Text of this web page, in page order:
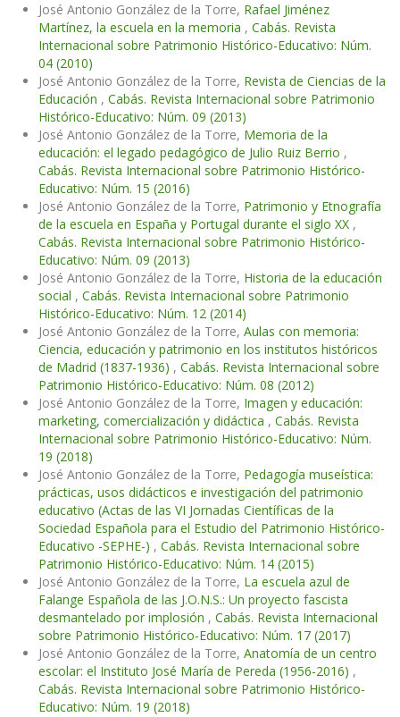
José Antonio González de la Torre, Rafael Jiménez
Martínez, la escuela en la memoria , Cabás. Revista
Internacional sobre Patrimonio Histórico-Educativo: Núm.
04 (2010)
José Antonio González de la Torre, Revista de Ciencias de la
Educación , Cabás. Revista Internacional sobre Patrimonio
Histórico-Educativo: Núm. 09 (2013)
José Antonio González de la Torre, Memoria de la
educación: el legado pedagógico de Julio Ruiz Berrio ,
Cabás. Revista Internacional sobre Patrimonio Histórico-
Educativo: Núm. 15 (2016)
José Antonio González de la Torre, Patrimonio y Etnografía
de la escuela en España y Portugal durante el siglo XX ,
Cabás. Revista Internacional sobre Patrimonio Histórico-
Educativo: Núm. 09 (2013)
José Antonio González de la Torre, Historia de la educación
social , Cabás. Revista Internacional sobre Patrimonio
Histórico-Educativo: Núm. 12 (2014)
José Antonio González de la Torre, Aulas con memoria:
Ciencia, educación y patrimonio en los institutos históricos
de Madrid (1837-1936) , Cabás. Revista Internacional sobre
Patrimonio Histórico-Educativo: Núm. 08 (2012)
José Antonio González de la Torre, Imagen y educación:
marketing, comercialización y didáctica , Cabás. Revista
Internacional sobre Patrimonio Histórico-Educativo: Núm.
19 (2018)
José Antonio González de la Torre, Pedagogía museística:
prácticas, usos didácticos e investigación del patrimonio
educativo (Actas de las VI Jornadas Científicas de la
Sociedad Española para el Estudio del Patrimonio Histórico-
Educativo -SEPHE-) , Cabás. Revista Internacional sobre
Patrimonio Histórico-Educativo: Núm. 14 (2015)
José Antonio González de la Torre, La escuela azul de
Falange Española de las J.O.N.S.: Un proyecto fascista
desmantelado por implosión , Cabás. Revista Internacional
sobre Patrimonio Histórico-Educativo: Núm. 17 (2017)
José Antonio González de la Torre, Anatomía de un centro
escolar: el Instituto José María de Pereda (1956-2016) ,
Cabás. Revista Internacional sobre Patrimonio Histórico-
Educativo: Núm. 19 (2018)